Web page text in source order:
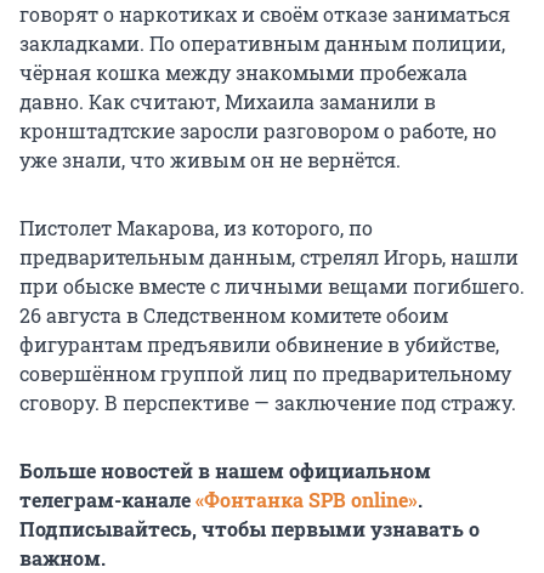
говорят о наркотиках и своём отказе заниматься
закладками. По оперативным данным полиции,
чёрная кошка между знакомыми пробежала
давно. Как считают, Михаила заманили в
кронштадтские заросли разговором о работе, но
уже знали, что живым он не вернётся.
Пистолет Макарова, из которого, по
предварительным данным, стрелял Игорь, нашли
при обыске вместе с личными вещами погибшего.
26 августа в Следственном комитете обоим
фигурантам предъявили обвинение в убийстве,
совершённом группой лиц по предварительному
сговору. В перспективе — заключение под стражу.
Больше новостей в нашем официальном
телеграм-канале«Фонтанка SPB online».
Подписывайтесь, чтобы первыми узнавать о
важном.